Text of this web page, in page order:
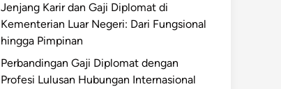
Jenjang Karir dan Gaji Diplomat di
Kementerian Luar Negeri: Dari Fungsional
hingga Pimpinan
Perbandingan Gaji Diplomat dengan
Profesi Lulusan Hubungan Internasional